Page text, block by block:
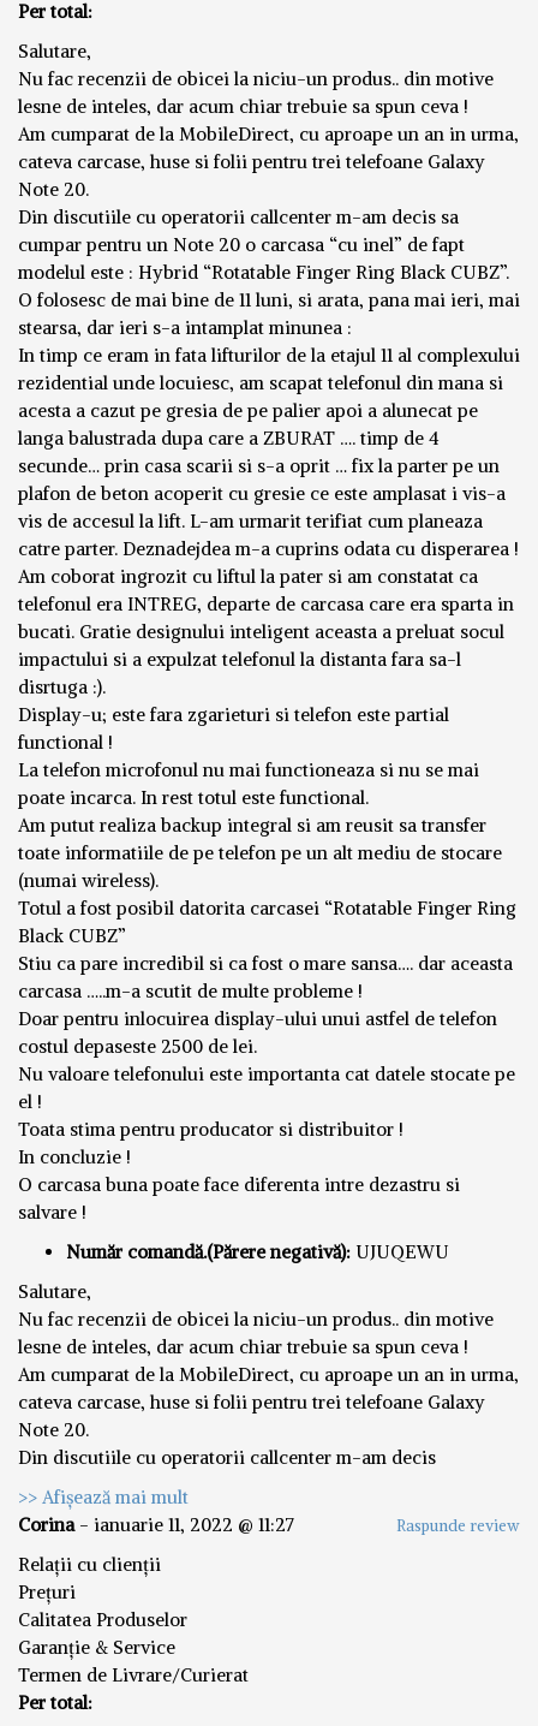
Per total:
Salutare,
Nu fac recenzii de obicei la niciu-un produs.. din motive
lesne de inteles, dar acum chiar trebuie sa spun ceva !
Am cumparat de la MobileDirect, cu aproape un an in urma,
cateva carcase, huse si folii pentru trei telefoane Galaxy
Note 20.
Din discutiile cu operatorii callcenter m-am decis sa
cumpar pentru un Note 20 o carcasa “cu inel” de fapt
modelul este : Hybrid “Rotatable Finger Ring Black CUBZ”.
O folosesc de mai bine de 11 luni, si arata, pana mai ieri, mai
stearsa, dar ieri s-a intamplat minunea :
In timp ce eram in fata lifturilor de la etajul 11 al complexului
rezidential unde locuiesc, am scapat telefonul din mana si
acesta a cazut pe gresia de pe palier apoi a alunecat pe
langa balustrada dupa care a ZBURAT …. timp de 4
secunde… prin casa scarii si s-a oprit … fix la parter pe un
plafon de beton acoperit cu gresie ce este amplasat i vis-a
vis de accesul la lift. L-am urmarit terifiat cum planeaza
catre parter. Deznadejdea m-a cuprins odata cu disperarea !
Am coborat ingrozit cu liftul la pater si am constatat ca
telefonul era INTREG, departe de carcasa care era sparta in
bucati. Gratie designului inteligent aceasta a preluat socul
impactului si a expulzat telefonul la distanta fara sa-l
disrtuga :).
Display-u; este fara zgarieturi si telefon este partial
functional !
La telefon microfonul nu mai functioneaza si nu se mai
poate incarca. In rest totul este functional.
Am putut realiza backup integral si am reusit sa transfer
toate informatiile de pe telefon pe un alt mediu de stocare
(numai wireless).
Totul a fost posibil datorita carcasei “Rotatable Finger Ring
Black CUBZ”
Stiu ca pare incredibil si ca fost o mare sansa…. dar aceasta
carcasa …..m-a scutit de multe probleme !
Doar pentru inlocuirea display-ului unui astfel de telefon
costul depaseste 2500 de lei.
Nu valoare telefonului este importanta cat datele stocate pe
el !
Toata stima pentru producator si distribuitor !
In concluzie !
O carcasa buna poate face diferenta intre dezastru si
salvare !
Număr comandă.(Părere negativă): UJUQEWU
Salutare,
Nu fac recenzii de obicei la niciu-un produs.. din motive
lesne de inteles, dar acum chiar trebuie sa spun ceva !
Am cumparat de la MobileDirect, cu aproape un an in urma,
cateva carcase, huse si folii pentru trei telefoane Galaxy
Note 20.
Din discutiile cu operatorii callcenter m-am decis
>> Afișează mai mult
Corina- ianuarie 11, 2022 @ 11:27 Raspunde review
Relații cu clienții
Prețuri
Calitatea Produselor
Garanție & Service
Termen de Livrare/Curierat
Per total: